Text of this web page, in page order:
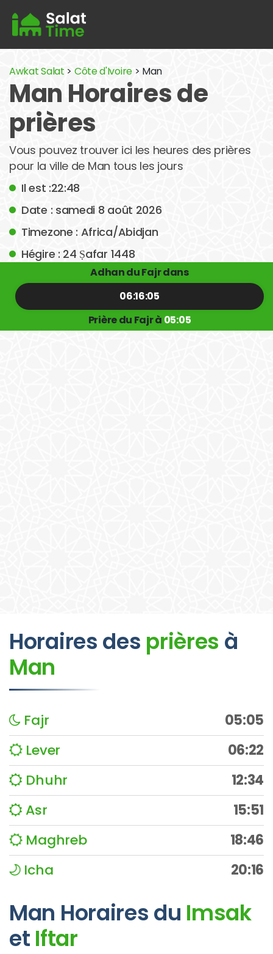
Awkat Salat > Côte d'Ivoire> Man
Man Horaires de
prières
Vous pouvez trouver ici les heures des prières
pour la ville de Man tous les jours
Il est :22:48
Date : samedi 8 août 2026
Timezone : Africa/Abidjan
Hégire : 24 Ṣafar 1448
Adhan du Fajr dans
06:16:05
Prière du Fajr à 05:05
Horaires des prières à
Man
Fajr
05:05
Lever
06:22
Dhuhr
12:34
Asr
15:51
Maghreb
18:46
Icha
20:16
Man Horaires du Imsak
et Iftar